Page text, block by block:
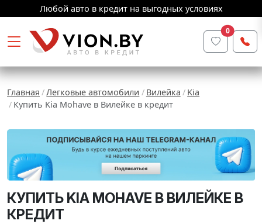
Любой авто в кредит на выгодных условиях
0
Главная Легковые автомобили Вилейка
Kia
Купить Kia Mohave в Вилейке в кредит
КУПИТЬ KIA MOHAVE В ВИЛЕЙКЕ В
КРЕДИТ